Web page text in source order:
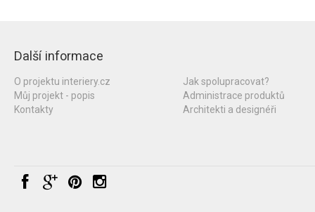
Další informace
O projektu interiery.cz
Můj projekt - popis
Kontakty
Jak spolupracovat?
Administrace produktů
Architekti a designéři